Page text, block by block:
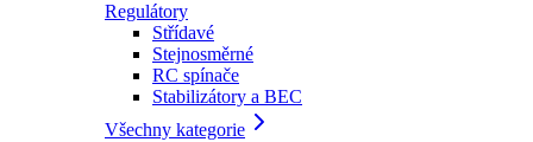
Regulátory
Střídavé
Stejnosměrné
RC spínače
Stabilizátory a BEC
Všechny kategorie